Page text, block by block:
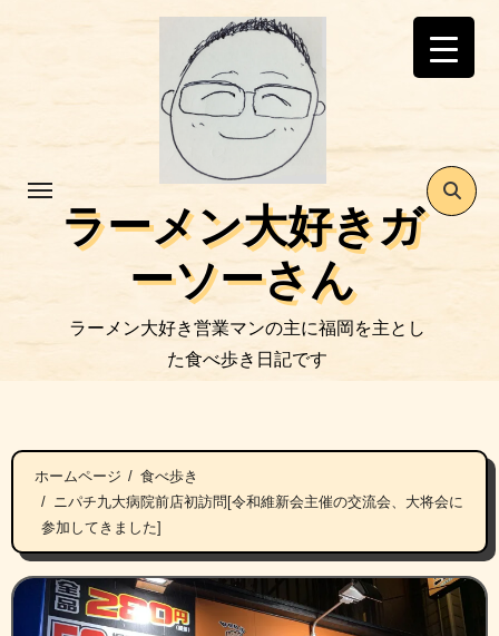
ラーメン大好きガ
ーソーさん
ラーメン大好き営業マンの主に福岡を主とし
た食べ歩き日記です
ホームページ
食べ歩き
ニパチ九大病院前店初訪問[令和維新会主催の交流会、大将会に
参加してきました]